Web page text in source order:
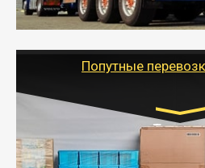
- Тайгер Логистик
грузоперевозкам для
Попутные
Газель (1,5 и 3 тонны),
10 тонн